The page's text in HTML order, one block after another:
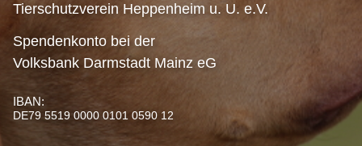
Tierschutzverein Heppenheim u. U. e.V.
Spendenkonto bei der
Volksbank Darmstadt Mainz eG
IBAN:
DE79 5519 0000 0101 0590 12